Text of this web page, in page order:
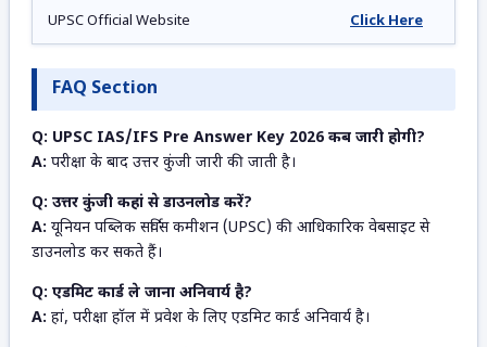
UPSC Official Website Click Here
FAQ Section
Q: UPSC IAS/IFS Pre Answer Key 2026 कब जारी होगी?
A: परीक्षा के बाद उत्तर कुंजी जारी की जाती है।
Q: उत्तर कुंजी कहां से डाउनलोड करें?
A: यूनियन पब्लिक सर्विस कमीशन (UPSC) की आधिकारिक वेबसाइट से
डाउनलोड कर सकते हैं।
Q: एडमिट कार्ड ले जाना अनिवार्य है?
A: हां, परीक्षा हॉल में प्रवेश के लिए एडमिट कार्ड अनिवार्य है।